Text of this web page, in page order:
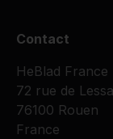
Contact
HeBlad France
72 rue de
76100 Rouen
France